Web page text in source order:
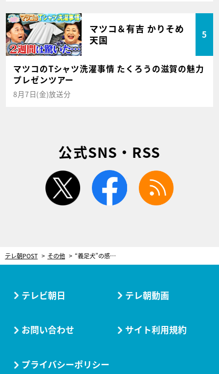
マツコ＆有吉 かりそめ
天国
5
マツコのTシャツ洗濯事情 たくろうの滋賀の魅力
プレゼンツアー
8月7日(金)放送分
公式SNS・RSS
twitter facebook
テレ朝POST その他 “義足犬”の感動秘話。日本初、動物専門の義肢装具士の男性に密着
テレビ朝日 テレ朝動画
お問い合わせ サイト利用規約
プライバシーポリシー